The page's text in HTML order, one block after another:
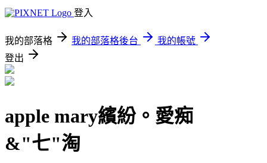
登入
我的部落格 我的部落格後台
我的帳號
登出
apple mary繽紛。愛痴
&"七"淘